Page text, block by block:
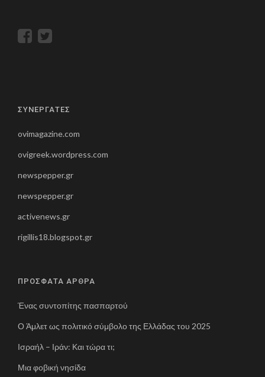
ΣΥΝΕΡΓΑΤΕΣ
ovimagazine.com
ovigreek.wordpress.com
newspepper.gr
newspepper.gr
activenews.gr
rigillis18.blogspot.gr
ΠΡΟΣΦΑΤΑ ΑΡΘΡΑ
Ένας συντοπίτης πασπαρτού
Ο Άμλετ ως πολιτικό σύμβολο της Ελλάδας του 2025
Ισραήλ – Ιράν: Και τώρα τι;
Μια φοβική νησίδα